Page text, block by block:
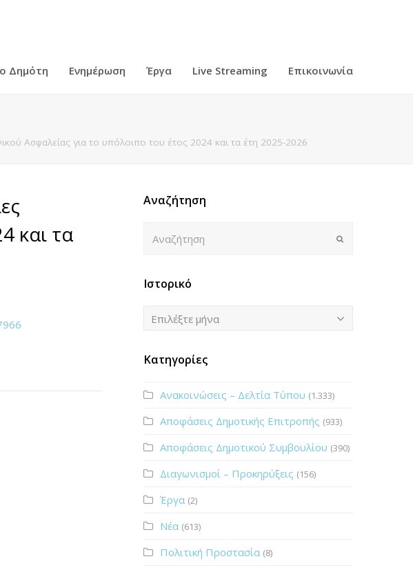
Δημότη Ενημέρωση Έργα Live Streaming Επικοινωνία
Ασφαλείας για το υπόλοιπο του έτος 2024 και τα έτη 2025-2026
και τα
Αναζήτηση
Ιστορικό
Ιστορικό
Επιλέξτε μήνα
Κατηγορίες
Ανακοινώσεις – Δελτία Τύπου (1.333)
Αποφάσεις Δημοτικής Επιτροπής (933)
Αποφάσεις Δημοτικού Συμβουλίου (390)
Διαγωνισμοί – Προκηρύξεις (156)
Έργα (2)
Νέα (613)
Πολιτική Προστασία (8)